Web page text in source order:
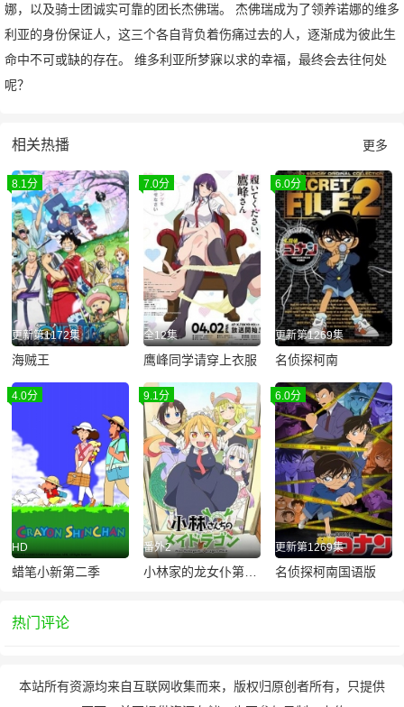
娜，以及骑士团诚实可靠的团长杰佛瑞。 杰佛瑞成为了领养诺娜的维多
利亚的身份保证人，这三个各自背负着伤痛过去的人，逐渐成为彼此生
命中不可或缺的存在。 维多利亚所梦寐以求的幸福，最终会去往何处
呢？
相关热播 更多
8.1分
更新第1172集
海贼王
7.0分
全12集
鹰峰同学请穿上衣服
6.0分
更新第1269集
名侦探柯南
4.0分
HD
蜡笔小新第二季
9.1分
番外2
6.0分
更新第1269集
名侦探柯南国语版
热门评论
本站所有资源均来自互联网收集而来，版权归原创者所有，只提供